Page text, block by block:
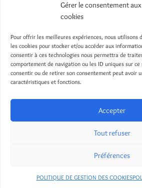
Gérer le consentement aux
cookies
Pour offrir les meilleures expériences, nous utilisons
les cookies pour stocker et/ou accéder aux
consentir à ces technologies nous permettra de
comportement de navigation ou les ID uniques sur
consentir ou de retirer son consentement peut avoir
caractéristiques et fonctions.
Accepter
Tout refuser
Préférences
POLITIQUE DE GESTION DES COOKIES
Informations de
Tél : 04 67 82 79 40
Mail :
Assur'Pôle
Château de
1744 Avenue Albert
34000 Montpellier
Mentions Légales
Politique Vie Privée
Politique de gestion des
Site réalisé par l'agenceWebyloà